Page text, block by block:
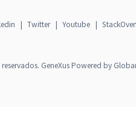
| Twitter | Youtube |
GeneXus Powered by